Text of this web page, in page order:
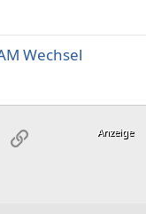
Wechsel
MailLink